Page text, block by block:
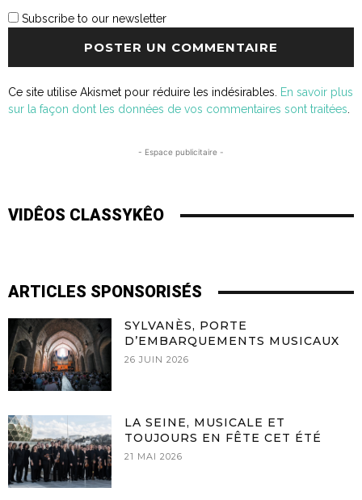
Subscribe to our newsletter
Ce site utilise Akismet pour réduire les indésirables.
En savoir plus
sur la façon dont les données de vos commentaires sont traitées
- Espace publicitaire -
VIDÊOS CLASSYKÊO
ARTICLES SPONSORISÉS
SYLVANÈS, PORTE
D’EMBARQUEMENTS MUSICAUX
26 JUIN 2026
LA SEINE, MUSICALE ET
TOUJOURS EN FÊTE CET ÉTÉ
21 MAI 2026